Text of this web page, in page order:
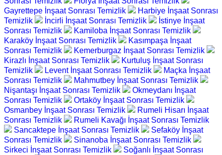
Gayrettepe İnşaat Sonrası Temizlik
Harbiye İnşaat Sonrası
Temizlik
İncirli İnşaat Sonrası Temizlik
İstinye İnşaat
Sonrası Temizlik
Kamiloba İnşaat Sonrası Temizlik
Karaköy İnşaat Sonrası Temizlik
Kasımpaşa İnşaat
Sonrası Temizlik
Kemerburgaz İnşaat Sonrası Temizlik
Kirazlı İnşaat Sonrası Temizlik
Kurtuluş İnşaat Sonrası
Temizlik
Levent İnşaat Sonrası Temizlik
Maçka İnşaat
Sonrası Temizlik
Mahmutbey İnşaat Sonrası Temizlik
Nişantaşı İnşaat Sonrası Temizlik
Okmeydanı İnşaat
Sonrası Temizlik
Ortaköy İnşaat Sonrası Temizlik
Osmanbey İnşaat Sonrası Temizlik
Rumeli Hisarı İnşaat
Sonrası Temizlik
Rumeli Kavağı İnşaat Sonrası Temizlik
Sancaktepe İnşaat Sonrası Temizlik
Sefaköy İnşaat
Sonrası Temizlik
Sinanoba İnşaat Sonrası Temizlik
Sirkeci İnşaat Sonrası Temizlik
Soğanlı İnşaat Sonrası